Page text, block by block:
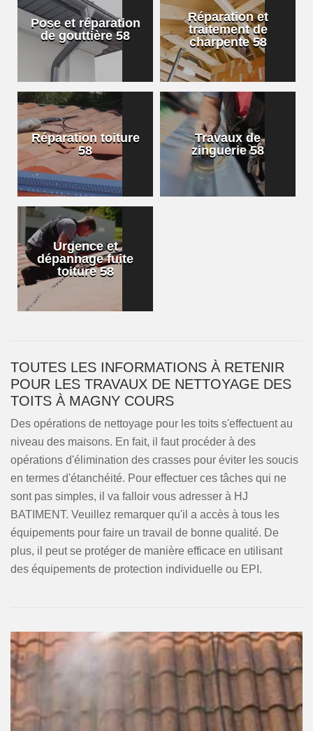
Pose et réparation
de gouttière 58
Réparation et
traitement de
charpente 58
Réparation toiture
58
Travaux de
zinguerie 58
Urgence et
dépannage fuite
toiture 58
TOUTES LES INFORMATIONS À RETENIR
POUR LES TRAVAUX DE NETTOYAGE DES
TOITS À MAGNY COURS
Des opérations de nettoyage pour les toits s'effectuent au
niveau des maisons. En fait, il faut procéder à des
opérations d'élimination des crasses pour éviter les soucis
en termes d'étanchéité. Pour effectuer ces tâches qui ne
sont pas simples, il va falloir vous adresser à HJ
BATIMENT. Veuillez remarquer qu'il a accès à tous les
équipements pour faire un travail de bonne qualité. De
plus, il peut se protéger de manière efficace en utilisant
des équipements de protection individuelle ou EPI.